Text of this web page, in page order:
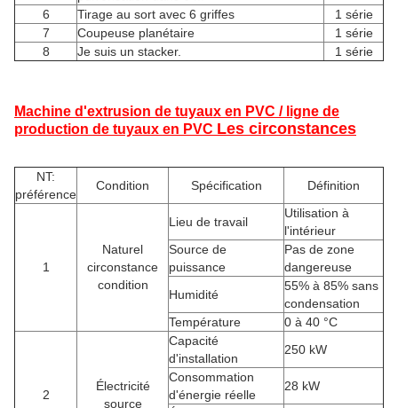
6
Tirage au sort avec 6 griffes
1 série
7
Coupeuse planétaire
1 série
8
Je suis un stacker. 1 série
Machine d'extrusion de tuyaux en PVC / ligne de
production de tuyaux en PVC Les circonstances
NT:
préférence
Condition Spécification Définition
1
Naturel
circonstance
condition
Lieu de travail
Utilisation à
l'intérieur
Source de
puissance
Pas de zone
dangereuse
Humidité
55% à 85% sans
condensation
Température
0 à 40 °C
2
Électricité
source
Capacité
d'installation
250 kW
Consommation
d'énergie réelle
28 kW